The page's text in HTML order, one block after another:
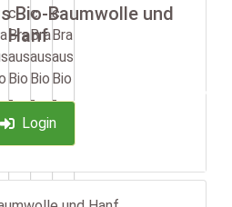
Bio-Baumwolle und
Hanf
Login
-35%